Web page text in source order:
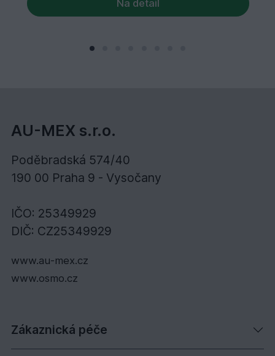
Na detail
AU-MEX s.r.o.
Poděbradská 574/40
190 00 Praha 9 - Vysočany
IČO: 25349929
DIČ: CZ25349929
www.au-mex.cz
www.osmo.cz
Zákaznická péče